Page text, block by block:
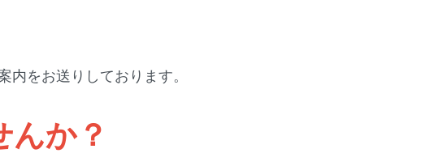
内をお送りしております。
んか？